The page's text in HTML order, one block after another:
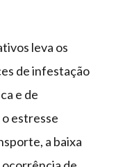
leva os
de infestação
e de
estresse
a baixa